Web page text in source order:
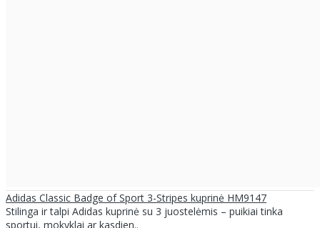
Adidas Classic Badge of Sport 3-Stripes kuprinė HM9147
Stilinga ir talpi Adidas kuprinė su 3 juostelėmis – puikiai tinka
sportui, mokyklai ar kasdien..